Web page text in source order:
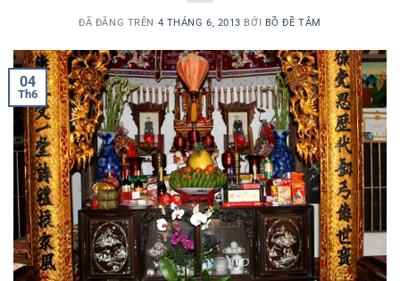
ĐÃ ĐĂNG TRÊN 4 THÁNG 6, 2013 BỞI BỒ ĐỀ TÂM
04
Th6